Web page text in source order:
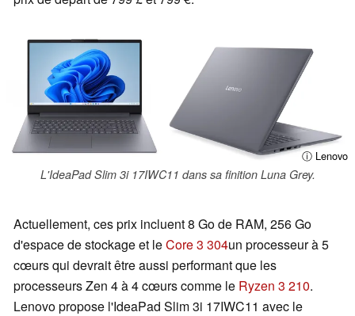
ⓘ Lenovo
L'IdeaPad Slim 3i 17IWC11 dans sa finition Luna Grey.
Actuellement, ces prix incluent 8 Go de RAM, 256 Go
d'espace de stockage et leCore 3 304un processeur à 5
cœurs qui devrait être aussi performant que les
processeurs Zen 4 à 4 cœurs comme le Ryzen 3 210.
Lenovo propose l'IdeaPad Slim 3i 17IWC11 avec le